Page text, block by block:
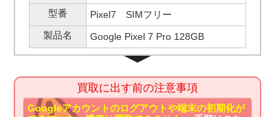
型番
Pixel7 SIMフリー
製品名
Google Pixel 7 Pro 128GB
買取に出す前の注意事項
Googleアカウントのログアウトや端末の初期化が